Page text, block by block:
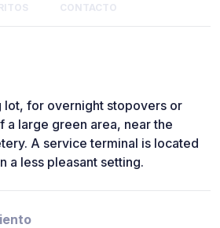
CONTACTO
lot, for overnight stopovers or
a large green area, near the
A service terminal is located
a less pleasant setting.